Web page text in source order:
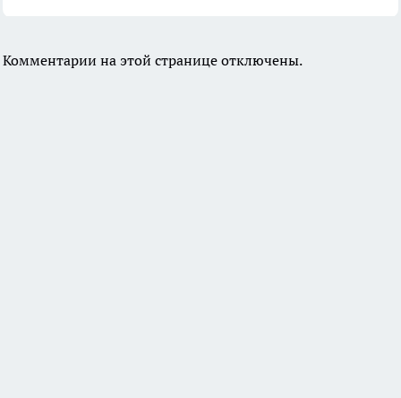
Комментарии на этой странице отключены.